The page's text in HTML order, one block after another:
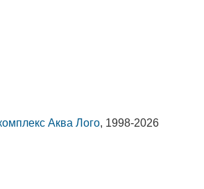
Аква Лого, 1998-2026